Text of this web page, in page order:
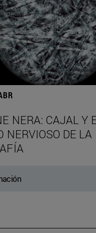
NERA: CAJAL Y
NERVIOSO DE LA